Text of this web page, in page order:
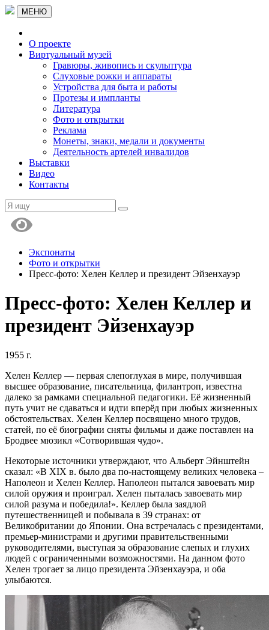
МЕНЮ
О проекте
Виртуальный музей
Гравюры, живопись и скульптура
Слуховые рожки и аппараты
Устройства для быта и работы
Протезы и импланты
Литература
Фото и открытки
Реклама
Монеты, знаки, медали и документы
Деятельность артелей инвалидов
Выставки
Видео
Контакты
Экспонаты
Фото и открытки
Пресс-фото: Хелен Келлер и президент Эйзенхауэр
Пресс-фото: Хелен Келлер и
президент Эйзенхауэр
1955 г.
Хелен Келлер — первая слепоглухая в мире, получившая
высшее образование, писательница, филантроп, известна
далеко за рамками специальной педагогики. Её жизненный
путь учит не сдаваться и идти вперёд при любых жизненных
обстоятельствах. Хелен Келлер посвящено много трудов,
статей, по её биографии сняты фильмы и даже поставлен на
Бродвее мюзикл «Сотворившая чудо».
Некоторые источники утверждают, что Альберт Эйнштейн
сказал: «В XIX в. было два по-настоящему великих человека –
Наполеон и Хелен Келлер. Наполеон пытался завоевать мир
силой оружия и проиграл. Хелен пыталась завоевать мир
силой разума и победила!». Келлер была заядлой
путешественницей и побывала в 39 странах: от
Великобритании до Японии. Она встречалась с президентами,
премьер-министрами и другими правительственными
руководителями, выступая за образование слепых и глухих
людей с ограниченными возможностями. На данном фото
Хелен трогает за лицо президента Эйзенхауэра, и оба
улыбаются.